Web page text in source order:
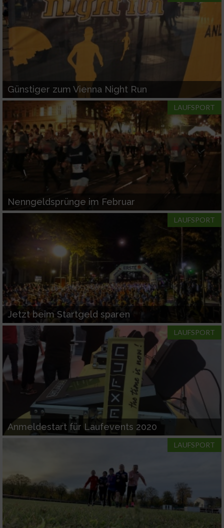
Günstiger zum Vienna Night Run
LAUFSPORT
Nenngeldsprünge im Februar
LAUFSPORT
Jetzt beim Startgeld sparen
LAUFSPORT
Anmeldestart für Laufevents 2020
LAUFSPORT